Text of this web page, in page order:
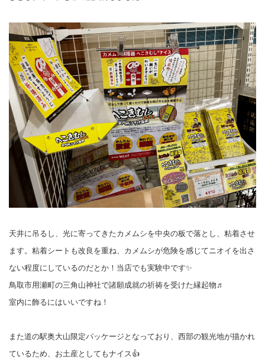
天井に吊るし、光に寄ってきたカメムシを中央の板で落とし、粘着させ
ます。粘着シートも改良を重ね、カメムシが危険を感じてニオイを出さ
ない程度にしているのだとか！当店でも実験中です✨
鳥取市用瀬町の三角山神社で諸願成就の祈祷を受けた縁起物♬
室内に飾るにはいいですね！
また道の駅奥大山限定パッケージとなっており、西部の観光地が描かれ
ているため、お土産としてもナイス👍